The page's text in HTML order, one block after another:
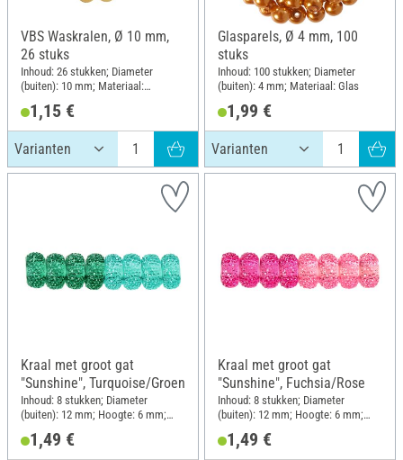
VBS Waskralen, Ø 10 mm,
26 stuks
Inhoud: 26 stukken; Diameter
(buiten): 10 mm; Materiaal:
1,15 €
Glasparels, Ø 4 mm, 100
stuks
Inhoud: 100 stukken; Diameter
(buiten): 4 mm; Materiaal: Glas
1,99 €
Kraal met groot gat
"Sunshine", Turquoise/Groen
Inhoud: 8 stukken; Diameter
(buiten): 12 mm; Hoogte: 6 mm;
1,49 €
Kraal met groot gat
"Sunshine", Fuchsia/Rose
Inhoud: 8 stukken; Diameter
(buiten): 12 mm; Hoogte: 6 mm;
1,49 €